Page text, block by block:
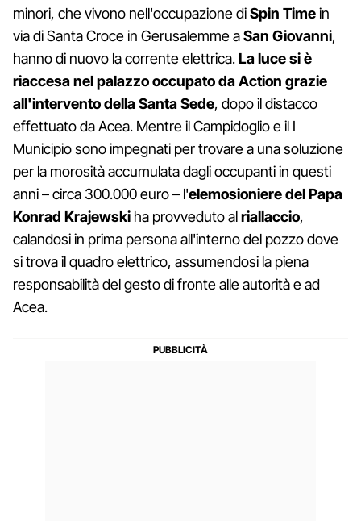
minori, che vivono nell'occupazione diSpin Timein
via di Santa Croce in Gerusalemme aSan Giovanni,
hanno di nuovo la corrente elettrica.La luce si è
riaccesa nel palazzo occupato da Action grazie
all'intervento della Santa Sede, dopo il distacco
effettuato da Acea. Mentre il Campidoglio e il I
Municipio sono impegnati per trovare a una soluzione
per la morosità accumulata dagli occupanti in questi
anni – circa 300.000 euro – l'elemosioniere del Papa
Konrad Krajewski ha provveduto alriallaccio,
calandosi in prima persona all'interno del pozzo dove
si trova il quadro elettrico, assumendosi la piena
responsabilità del gesto di fronte alle autorità e ad
Acea.